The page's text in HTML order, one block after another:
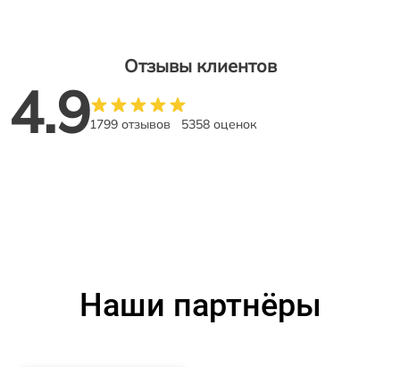
Отзывы клиентов
4.91799 отзывов 5358 оценок
Наши партнёры